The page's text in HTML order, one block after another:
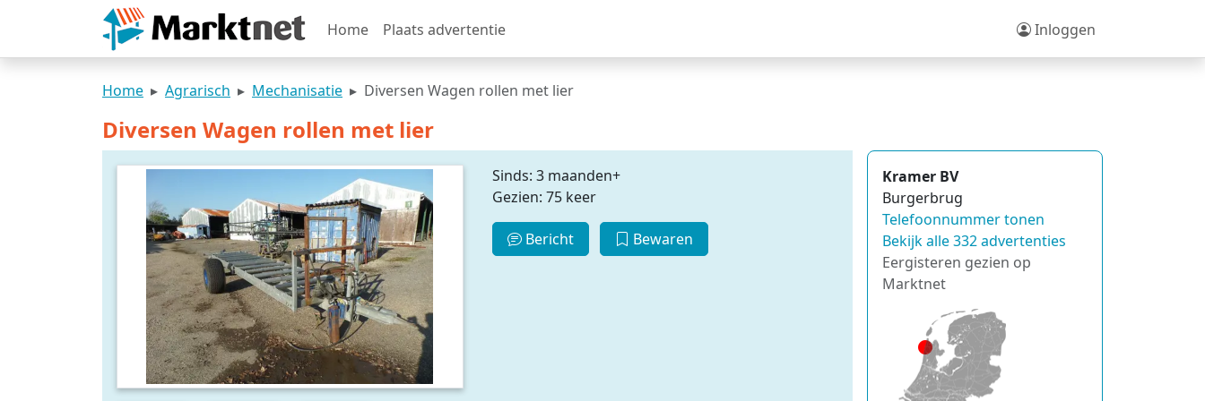
Home Plaats advertentie Inloggen
Home Agrarisch Mechanisatie Diversen Wagen rollen met lier
Diversen Wagen rollen met lier
Sinds: 3 maanden+
Gezien: 75 keer
Bericht Bewaren
Kramer BV
Burgerbrug
Telefoonnummer tonen
Bekijk alle 332 advertenties
Eergisteren gezien op
Marktnet